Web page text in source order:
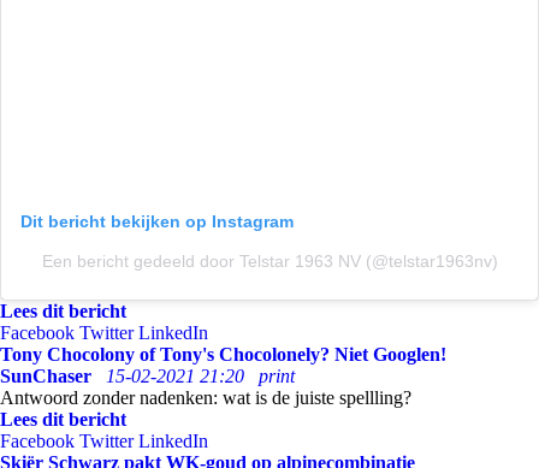
Dit bericht bekijken op Instagram
Een bericht gedeeld door Telstar 1963 NV (@telstar1963nv)
Lees dit bericht
Facebook Twitter LinkedIn
Tony Chocolony of Tony's Chocolonely? Niet Googlen!
SunChaser
15-02-2021 21:20
print
Antwoord zonder nadenken: wat is de juiste spellling?
Lees dit bericht
Facebook Twitter LinkedIn
Skiër Schwarz pakt WK-goud op alpinecombinatie